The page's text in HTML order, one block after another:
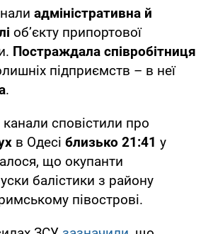
адміністративна й
об’єкту припортової
Постраждала співробітниця
підприємств – в неї
.
сповістили про
в Одесі близько 21:41 у
що окупанти
балістики з району
півострові.